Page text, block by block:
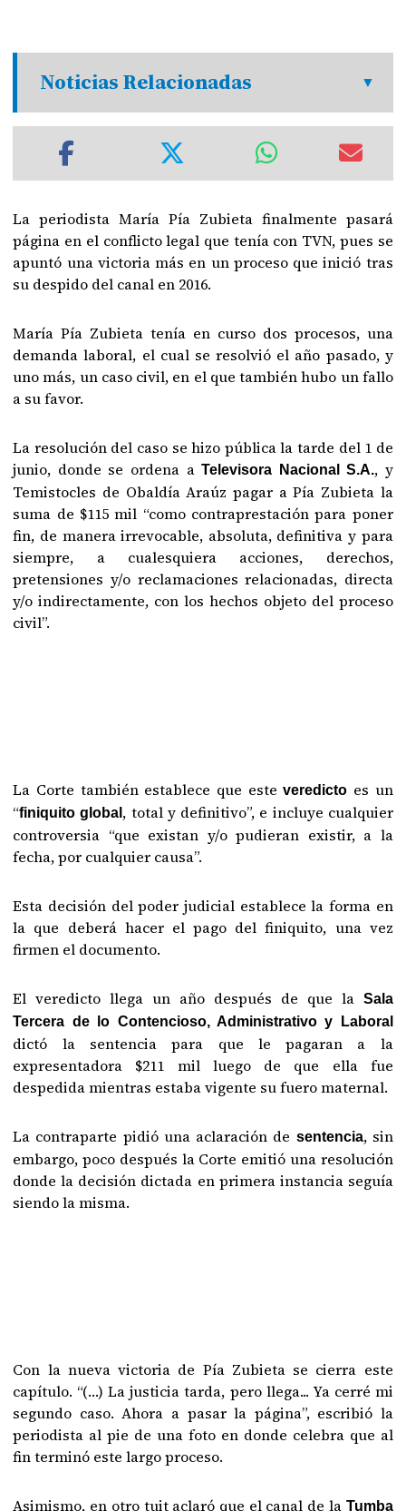
Noticias Relacionadas
La periodista María Pía Zubieta finalmente pasará
página en el conflicto legal que tenía con TVN, pues se
apuntó una victoria más en un proceso que inició tras
su despido del canal en 2016.
María Pía Zubieta tenía en curso dos procesos, una
demanda laboral, el cual se resolvió el año pasado, y
uno más, un caso civil, en el que también hubo un fallo
a su favor.
La resolución del caso se hizo pública la tarde del 1 de
junio, donde se ordena aTelevisora Nacional S.A., y
Temistocles de Obaldía Araúz pagar a Pía Zubieta la
suma de $115 mil “como contraprestación para poner
fin, de manera irrevocable, absoluta, definitiva y para
siempre, a cualesquiera acciones, derechos,
pretensiones y/o reclamaciones relacionadas, directa
y/o indirectamente, con los hechos objeto del proceso
civil”.
La Corte también establece que esteveredicto es un
“finiquito global , total y definitivo”, e incluye cualquier
controversia “que existan y/o pudieran existir, a la
fecha, por cualquier causa”.
Esta decisión del poder judicial establece la forma en
la que deberá hacer el pago del finiquito, una vez
firmen el documento.
El veredicto llega un año después de que la Sala
Tercera de lo Contencioso, Administrativo y Laboral
dictó la sentencia para que le pagaran a la
expresentadora $211 mil luego de que ella fue
despedida mientras estaba vigente su fuero maternal.
La contraparte pidió una aclaración de sentencia, sin
embargo, poco después la Corte emitió una resolución
donde la decisión dictada en primera instancia seguía
siendo la misma.
Con la nueva victoria de Pía Zubieta se cierra este
capítulo. “(…) La justicia tarda, pero llega... Ya cerré mi
segundo caso. Ahora a pasar la página”, escribió la
periodista al pie de una foto en donde celebra que al
fin terminó este largo proceso.
Asimismo, en otro tuit aclaró que el canal de la Tumba